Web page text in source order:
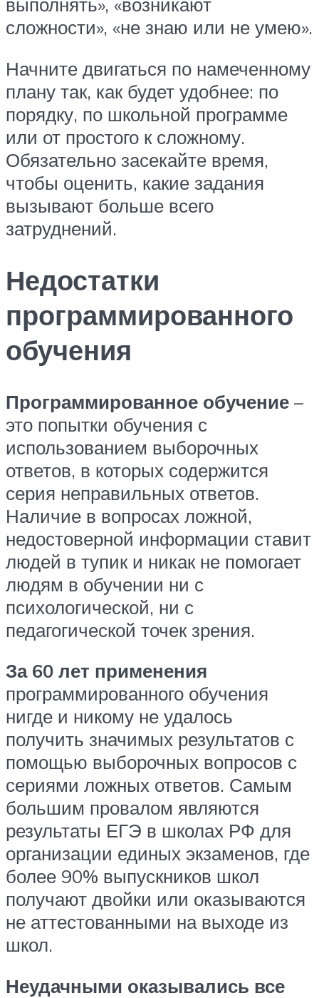
сложности», «не знаю или не умею».
Начните двигаться по намеченному
плану так, как будет удобнее: по
порядку, по школьной программе
или от простого к сложному.
Обязательно засекайте время,
чтобы оценить, какие задания
вызывают больше всего
затруднений.
Недостатки
программированного
обучения
Программированное обучение –
это попытки обучения с
использованием выборочных
ответов, в которых содержится
серия неправильных ответов.
Наличие в вопросах ложной,
недостоверной информации ставит
людей в тупик и никак не помогает
людям в обучении ни с
психологической, ни с
педагогической точек зрения.
За 60 лет применения
программированного обучения
нигде и никому не удалось
получить значимых результатов с
помощью выборочных вопросов с
сериями ложных ответов. Самым
большим провалом являются
результаты ЕГЭ в школах РФ для
организации единых экзаменов, где
более 90% выпускников школ
получают двойки или оказываются
не аттестованными на выходе из
школ.
Неудачными оказывались все